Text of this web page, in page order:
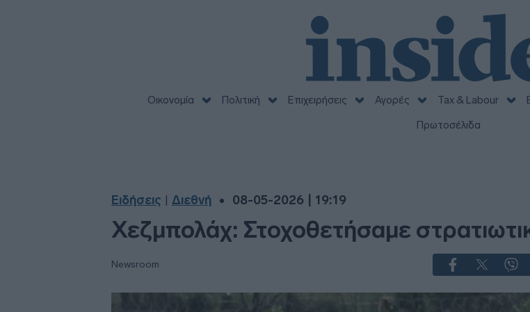
Οικονομία Πολιτική Επιχειρήσεις Αγορές Tax & Labour
Πρωτοσέλιδα
Ειδήσεις Διεθνή 08-05-2026 | 19:19
Χεζμπολάχ: Στοχοθετήσαμε
Newsroom